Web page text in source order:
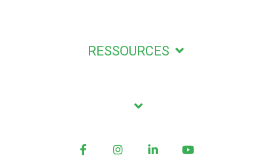
RESSOURCES
Facebook Instagram LinkedIn